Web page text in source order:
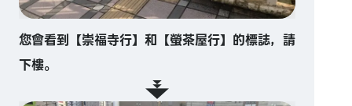
您會看到【崇福寺行】和【螢茶屋行】的標誌，請
下樓。